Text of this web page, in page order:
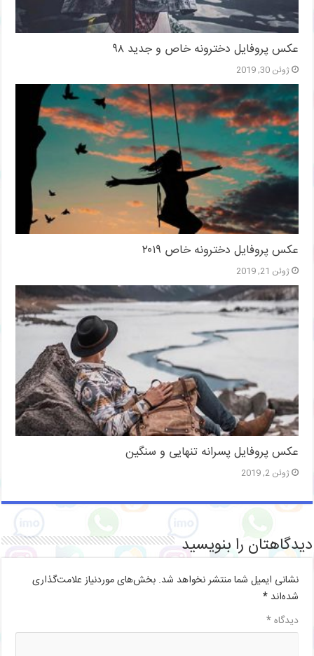
عکس پروفایل دخترونه خاص و جدید ۹۸
ژوئن 30, 2019
عکس پروفایل دخترونه خاص ۲۰۱۹
ژوئن 21, 2019
عکس پروفایل پسرانه تنهایی و سنگین
ژوئن 2, 2019
دیدگاهتان را بنویسید
نشانی ایمیل شما منتشر نخواهد شد. بخش‌های موردنیاز علامت‌گذاری
شده‌اند*
دیدگاه*